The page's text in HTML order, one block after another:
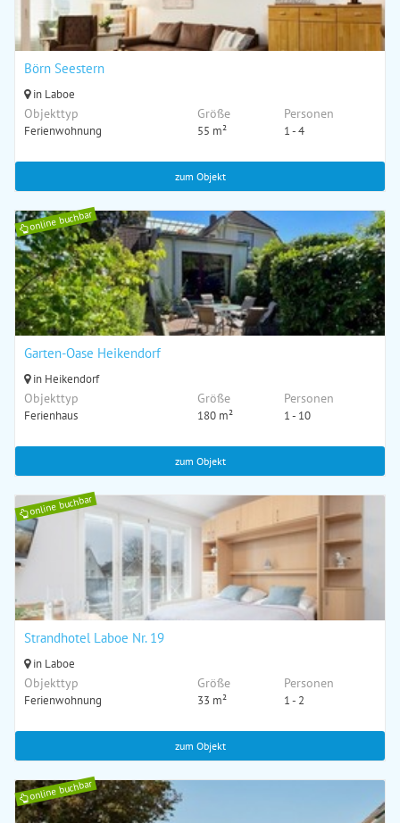
Börn Seestern
in Laboe
Objekttyp
Ferienwohnung
Größe
55 m²
Personen
1 - 4
zum Objekt
online buchbar
Garten-Oase Heikendorf
in Heikendorf
Objekttyp
Ferienhaus
Größe
180 m²
Personen
1 - 10
zum Objekt
online buchbar
Strandhotel Laboe Nr. 19
in Laboe
Objekttyp
Ferienwohnung
Größe
33 m²
Personen
1 - 2
zum Objekt
online buchbar